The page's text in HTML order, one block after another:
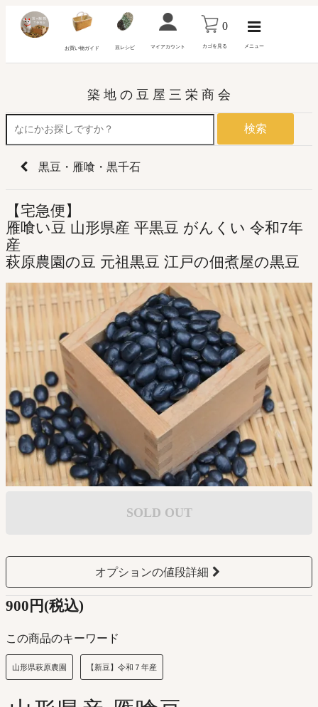
お買い物ガイド 豆レシピ マイアカウント
0
カゴを見る メニュー
築 地 の 豆 屋 三 栄 商 会
検索
黒豆・雁喰・黒千石
【宅急便】
雁喰い豆 山形県産 平黒豆 がんくい 令和7年
産
萩原農園の豆 元祖黒豆 江戸の佃煮屋の黒豆
SOLD OUT
オプションの値段詳細
900円(税込)
この商品のキーワード
山形県萩原農園 【新豆】令和７年産